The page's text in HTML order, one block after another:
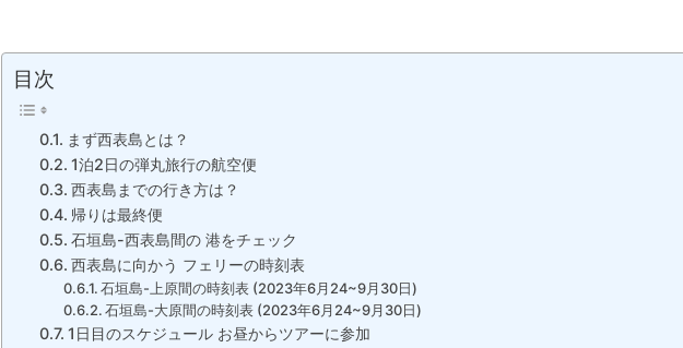
目次
まず西表島とは？
1泊2日の弾丸旅行の航空便
西表島までの行き方は？
帰りは最終便
石垣島-西表島間の 港をチェック
西表島に向かう フェリーの時刻表
石垣島-上原間の時刻表 (2023年6月24~9月30日)
石垣島-大原間の時刻表 (2023年6月24~9月30日)
1日目のスケジュール お昼からツアーに参加